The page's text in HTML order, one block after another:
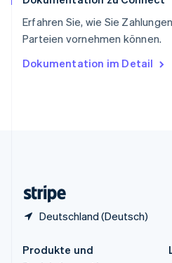
Erfahren Sie, wie Sie
Parteien vornehmen können.
Dokumentation im Detail
Deutschland (Deutsch)
Tschechische Republik
English
English
Produkte und